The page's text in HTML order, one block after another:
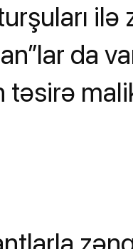
da
təsirə